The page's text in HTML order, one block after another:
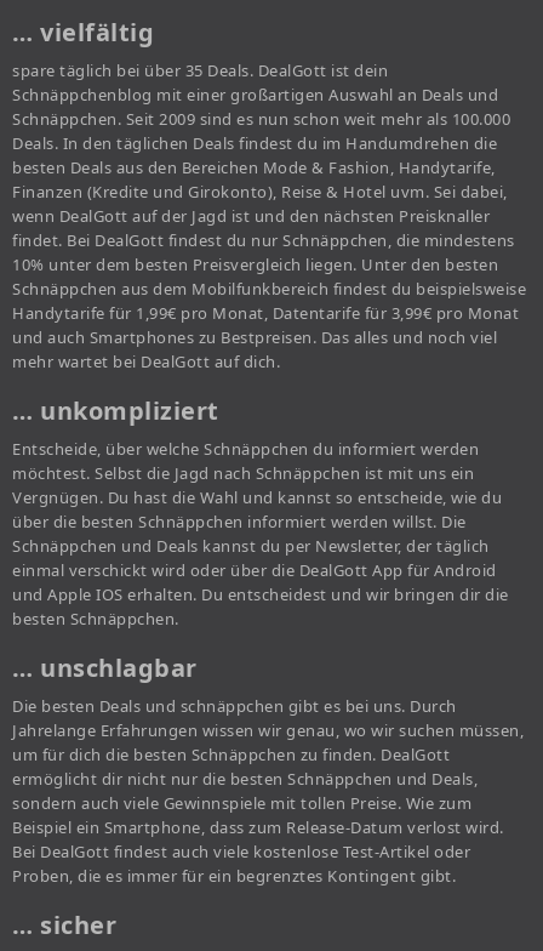
… vielfältig
spare täglich bei über 35 Deals. DealGott ist dein
Schnäppchenblog mit einer großartigen Auswahl an Deals und
Schnäppchen. Seit 2009 sind es nun schon weit mehr als 100.000
Deals. In den täglichen Deals findest du im Handumdrehen die
besten Deals aus den Bereichen Mode & Fashion, Handytarife,
Finanzen (Kredite und Girokonto), Reise & Hotel uvm. Sei dabei,
wenn DealGott auf der Jagd ist und den nächsten Preisknaller
findet. Bei DealGott findest du nur Schnäppchen, die mindestens
10% unter dem besten Preisvergleich liegen. Unter den besten
Schnäppchen aus dem Mobilfunkbereich findest du beispielsweise
Handytarife für 1,99€ pro Monat, Datentarife für 3,99€ pro Monat
und auch Smartphones zu Bestpreisen. Das alles und noch viel
mehr wartet bei DealGott auf dich.
… unkompliziert
Entscheide, über welche Schnäppchen du informiert werden
möchtest. Selbst die Jagd nach Schnäppchen ist mit uns ein
Vergnügen. Du hast die Wahl und kannst so entscheide, wie du
über die besten Schnäppchen informiert werden willst. Die
Schnäppchen und Deals kannst du per Newsletter, der täglich
einmal verschickt wird oder über die DealGott App für Android
und Apple IOS erhalten. Du entscheidest und wir bringen dir die
besten Schnäppchen.
… unschlagbar
Die besten Deals und schnäppchen gibt es bei uns. Durch
Jahrelange Erfahrungen wissen wir genau, wo wir suchen müssen,
um für dich die besten Schnäppchen zu finden. DealGott
ermöglicht dir nicht nur die besten Schnäppchen und Deals,
sondern auch viele Gewinnspiele mit tollen Preise. Wie zum
Beispiel ein Smartphone, dass zum Release-Datum verlost wird.
Bei DealGott findest auch viele kostenlose Test-Artikel oder
Proben, die es immer für ein begrenztes Kontingent gibt.
… sicher